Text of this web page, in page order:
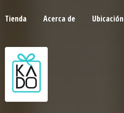
Tienda Acerca de Ubicación